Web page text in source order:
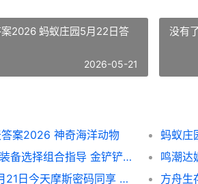
2026 蚂蚁庄园5月22日答
2026-05-21
没有了
案2026 神奇海洋动物
金铲铲之战s17赛季劫装备选择组合指导 金铲铲之战s17赛季海克斯
鸣潮达
三角洲行动2026年5月21日今天摩斯密码同享 三角洲行动2026猛攻节三角券怎么领